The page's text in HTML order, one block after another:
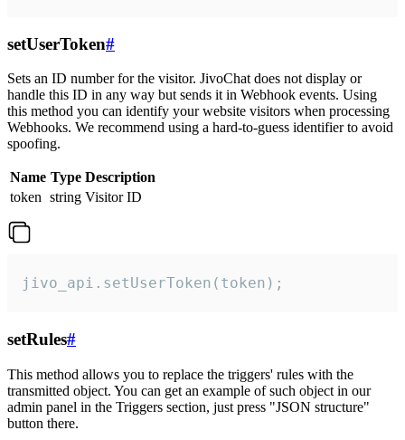
setUserToken#
Sets an ID number for the visitor. JivoChat does not display or
handle this ID in any way but sends it in Webhook events. Using
this method you can identify your website visitors when processing
Webhooks. We recommend using a hard-to-guess identifier to avoid
spoofing.
Name Type Description
token string Visitor ID
jivo_api.setUserToken(token);
setRules#
This method allows you to replace the triggers' rules with the
transmitted object. You can get an example of such object in our
admin panel in the Triggers section, just press "JSON structure"
button there.